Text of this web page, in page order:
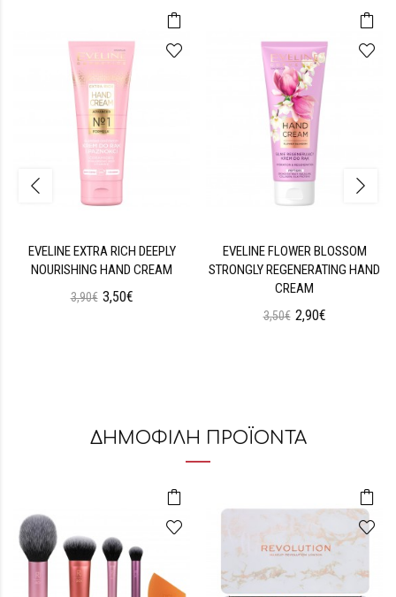
EVELINE EXTRA RICH DEEPLY
NOURISHING HAND CREAM
3,90€ 3,50€
EVELINE FLOWER BLOSSOM
STRONGLY REGENERATING HAND
CREAM
3,50€ 2,90€
ΔΗΜΟΦΙΛΗ ΠΡΟΪΟΝΤΑ